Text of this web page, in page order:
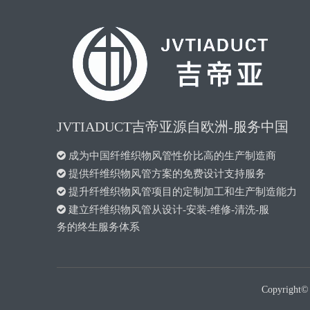
JVTIADUCT吉帝亚源自欧洲-服务中国
 成为中国纤维织物风管性价比高的生产制造商
 提供纤维织物风管方案的免费设计支持服务
 提升纤维织物风管项目的定制加工和生产制造能力
 建立纤维织物风管从设计-安装-维修-清洗-服
务的终生服务体系